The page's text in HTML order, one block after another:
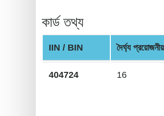
এপিআই
BIN
BIN
কার্ড তথ্য
IIN / BIN দৈর্ঘ্য প্রয়োজনীয়
404724 16